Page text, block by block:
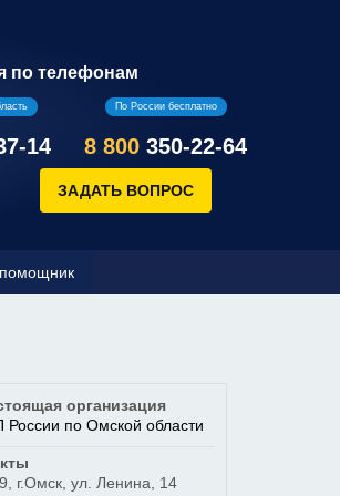
по телефонам
14
По России бесплатно
8 800 350-22-64
организация
по Омской области
г.Омск, ул. Ленина, 14